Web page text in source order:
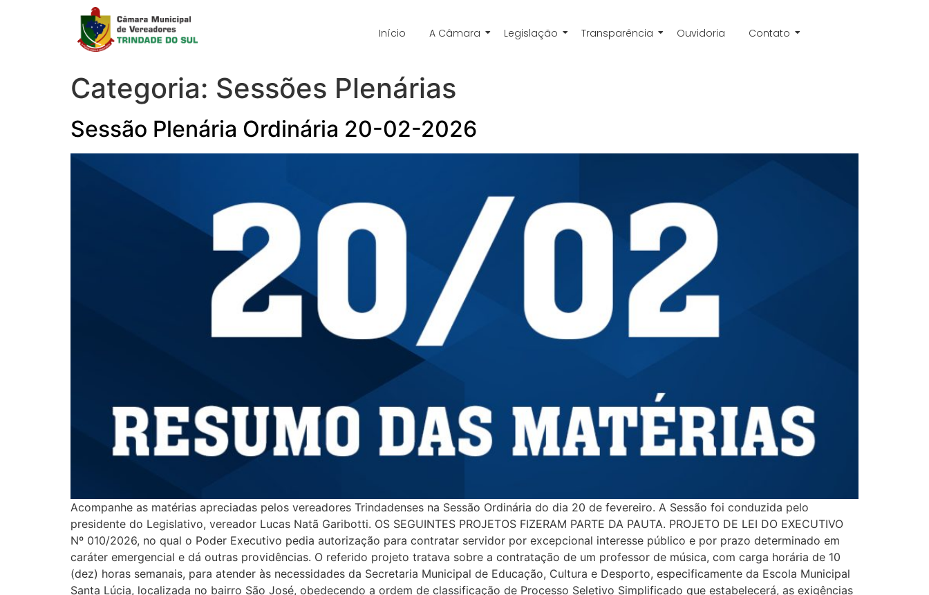
Início A Câmara Legislação Transparência Ouvidoria Contato
Categoria: Sessões Plenárias
Sessão Plenária Ordinária 20-02-2026
Acompanhe as matérias apreciadas pelos vereadores Trindadenses na Sessão Ordinária do dia 20 de fevereiro. A Sessão foi conduzida pelo
presidente do Legislativo, vereador Lucas Natã Garibotti. OS SEGUINTES PROJETOS FIZERAM PARTE DA PAUTA. PROJETO DE LEI DO EXECUTIVO
Nº 010/2026, no qual o Poder Executivo pedia autorização para contratar servidor por excepcional interesse público e por prazo determinado em
caráter emergencial e dá outras providências. O referido projeto tratava sobre a contratação de um professor de música, com carga horária de 10
(dez) horas semanais, para atender às necessidades da Secretaria Municipal de Educação, Cultura e Desporto, especificamente da Escola Municipal
Santa Lúcia, localizada no bairro São José, obedecendo a ordem de classificação de Processo Seletivo Simplificado que estabelecerá, as exigências